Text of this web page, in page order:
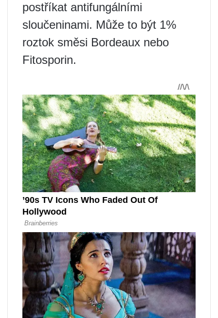
postříkat antifungálními
sloučeninami. Může to být 1%
roztok směsi Bordeaux nebo
Fitosporin.